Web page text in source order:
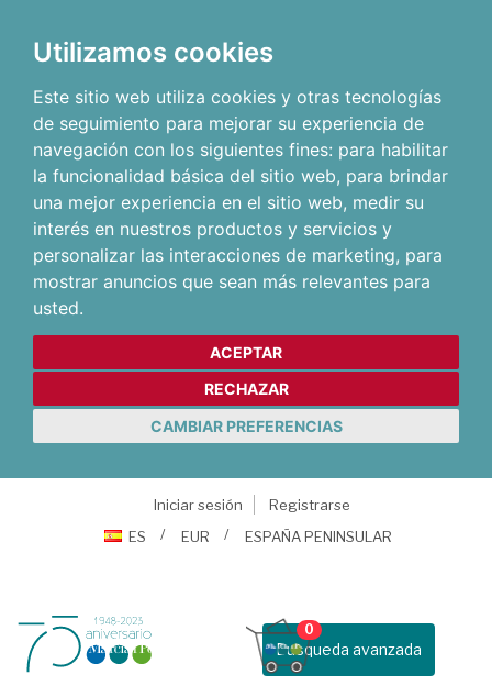
Utilizamos cookies
Este sitio web utiliza cookies y otras tecnologías
de seguimiento para mejorar su experiencia de
navegación con los siguientes fines: para habilitar
la funcionalidad básica del sitio web, para brindar
una mejor experiencia en el sitio web, medir su
interés en nuestros productos y servicios y
personalizar las interacciones de marketing, para
mostrar anuncios que sean más relevantes para
usted.
ACEPTAR
RECHAZAR
CAMBIAR PREFERENCIAS
Iniciar sesión
Registrarse
ES
EUR ESPAÑA PENINSULAR
Busqueda avanzada
0